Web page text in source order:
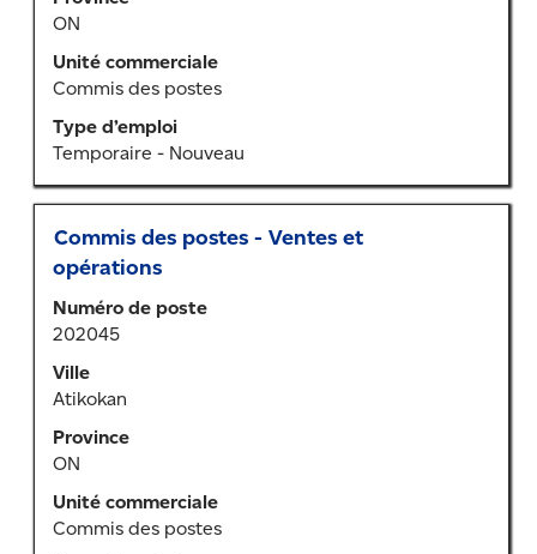
ON
Unité commerciale
Commis des postes
Type d’emploi
Temporaire - Nouveau
afficher
tout
le
contenu
renseignements
sur
l’emploi.
Titre
Commis des postes - Ventes et
opérations
Numéro de poste
202045
Ville
Atikokan
Province
ON
Unité commerciale
Commis des postes
Sélectionner
au
moyen
de
la
barre
d’espacement
afficher
tout
le
contenu